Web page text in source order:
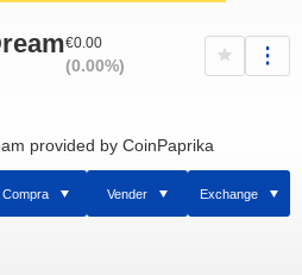
€0.00
(0.00%)
provided by CoinPaprika
Compra Vender Exchange